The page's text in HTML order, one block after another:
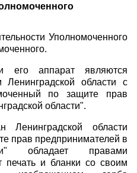
Уполномоченного
его аппарат являются
Ленинградской области с
по защите прав
области".
Ленинградской области
прав предпринимателей в
обладает правами
печать и бланки со своим